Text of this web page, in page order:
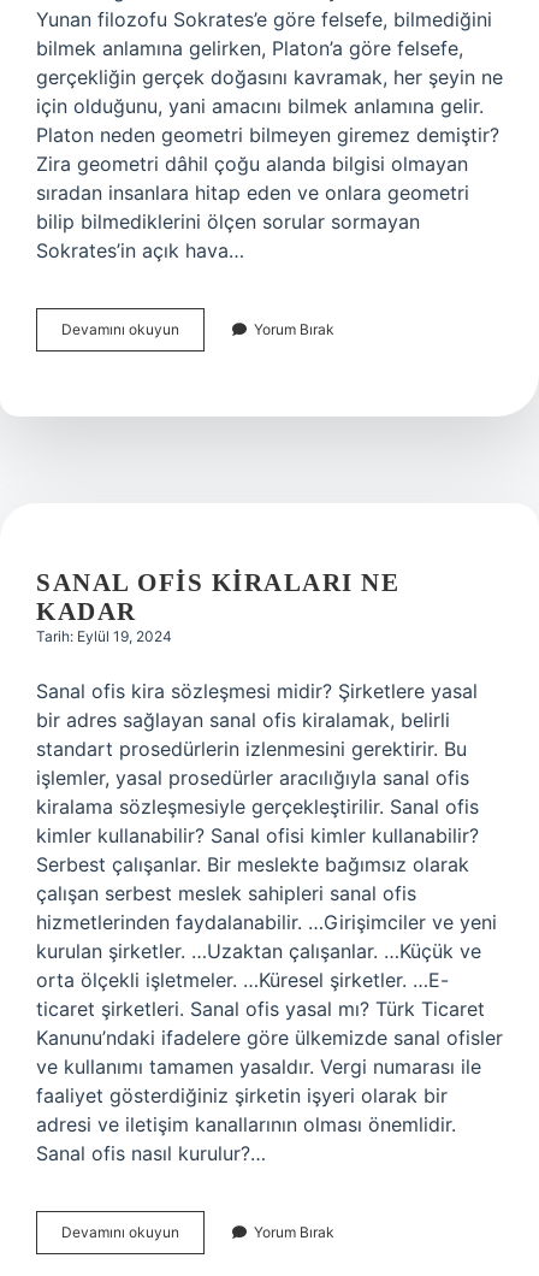
Yunan filozofu Sokrates’e göre felsefe, bilmediğini
bilmek anlamına gelirken, Platon’a göre felsefe,
gerçekliğin gerçek doğasını kavramak, her şeyin ne
için olduğunu, yani amacını bilmek anlamına gelir.
Platon neden geometri bilmeyen giremez demiştir?
Zira geometri dâhil çoğu alanda bilgisi olmayan
sıradan insanlara hitap eden ve onlara geometri
bilip bilmediklerini ölçen sorular sormayan
Sokrates’in açık hava…
Devamını okuyun
Ne
Yorum Bırak
SANAL OFIS KIRALARI NE
KADAR
Tarih: Eylül 19, 2024
Sanal ofis kira sözleşmesi midir? Şirketlere yasal
bir adres sağlayan sanal ofis kiralamak, belirli
standart prosedürlerin izlenmesini gerektirir. Bu
işlemler, yasal prosedürler aracılığıyla sanal ofis
kiralama sözleşmesiyle gerçekleştirilir. Sanal ofis
kimler kullanabilir? Sanal ofisi kimler kullanabilir?
Serbest çalışanlar. Bir meslekte bağımsız olarak
çalışan serbest meslek sahipleri sanal ofis
hizmetlerinden faydalanabilir. …Girişimciler ve yeni
kurulan şirketler. …Uzaktan çalışanlar. …Küçük ve
orta ölçekli işletmeler. …Küresel şirketler. …E-
ticaret şirketleri. Sanal ofis yasal mı? Türk Ticaret
Kanunu’ndaki ifadelere göre ülkemizde sanal ofisler
ve kullanımı tamamen yasaldır. Vergi numarası ile
faaliyet gösterdiğiniz şirketin işyeri olarak bir
adresi ve iletişim kanallarının olması önemlidir.
Sanal ofis nasıl kurulur?…
Devamını okuyun
Ofis
Yorum Bırak